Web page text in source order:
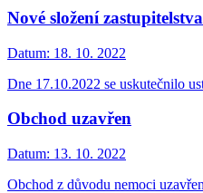
Nové složení
Datum: 18. 10. 2022
Dne 17.10.2022 se uskutečnilo
Obchod uzavřen
Datum: 13. 10. 2022
Obchod z důvodu nemoci